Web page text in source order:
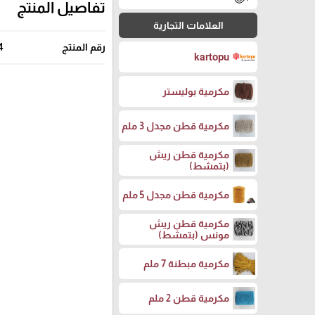
العلامات التجارية
kartopu
مكرمية بوليستر
مكرمية قطن مجدل 3 ملم
مكرمية قطن ريش
(بتمشط)
مكرمية قطن مجدل 5 ملم
مكرمية قطن ريش
مونس (بتمشط)
مكرمية مبطنة 7 ملم
مكرمية قطن 2 ملم
تفاصيل المنتج
رقم المنتج